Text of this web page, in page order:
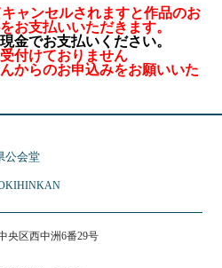
ャンセルされますと作品のお
お支払いいただきます。
金でお支払いください。
付けておりません
からのお申込みをお願いいた
公会堂
KIHINKAN
央区西中洲6番29号